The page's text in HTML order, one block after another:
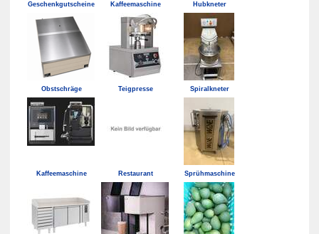
Geschenkgutscheine Kaffeemaschine Hubkneter
Obstschräge Teigpresse Spiralkneter
Kaffeemaschine Restaurant Sprühmaschine